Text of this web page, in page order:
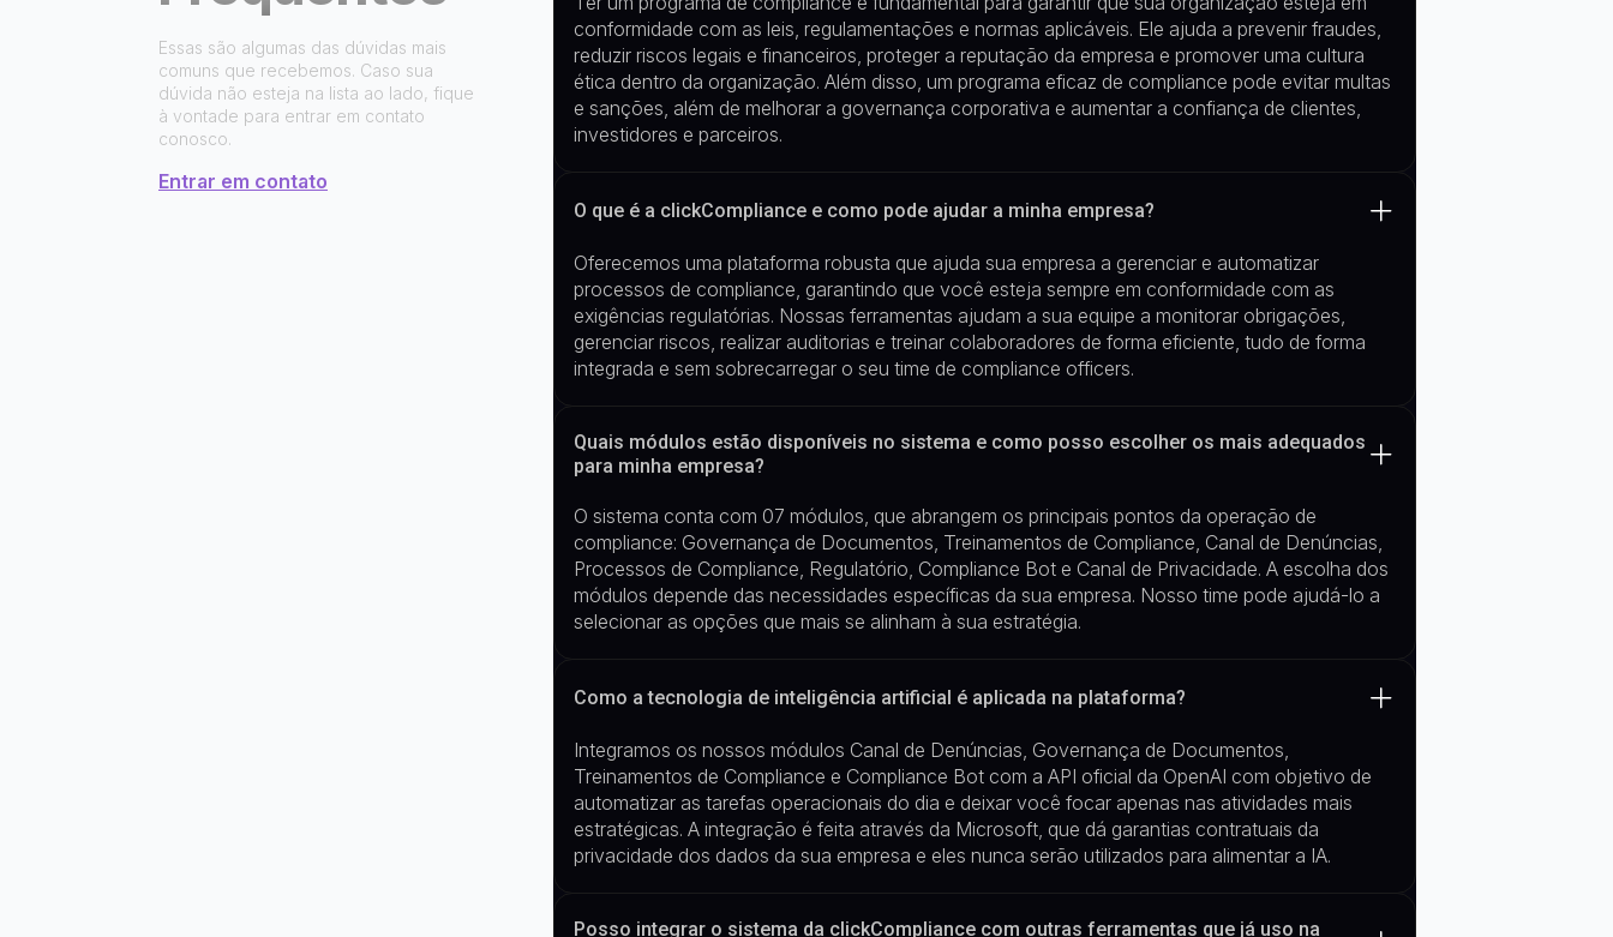
Essas são algumas das dúvidas mais
comuns que recebemos. Caso sua
dúvida não esteja na lista ao lado, fique
à vontade para entrar em contato
conosco.
Entrar em contato
conformidade com as leis, regulamentações e normas aplicáveis. Ele ajuda a prevenir fraudes,
reduzir riscos legais e financeiros, proteger a reputação da empresa e promover uma cultura
ética dentro da organização. Além disso, um programa eficaz de compliance pode evitar multas
e sanções, além de melhorar a governança corporativa e aumentar a confiança de clientes,
investidores e parceiros.
O que é a clickCompliance e como pode ajudar a minha empresa?
Oferecemos uma plataforma robusta que ajuda sua empresa a gerenciar e automatizar
processos de compliance, garantindo que você esteja sempre em conformidade com as
exigências regulatórias. Nossas ferramentas ajudam a sua equipe a monitorar obrigações,
gerenciar riscos, realizar auditorias e treinar colaboradores de forma eficiente, tudo de forma
integrada e sem sobrecarregar o seu time de compliance officers.
Quais módulos estão disponíveis no sistema e como posso escolher os mais adequados
para minha empresa?
O sistema conta com 07 módulos, que abrangem os principais pontos da operação de
compliance: Governança de Documentos, Treinamentos de Compliance, Canal de Denúncias,
Processos de Compliance, Regulatório, Compliance Bot e Canal de Privacidade. A escolha dos
módulos depende das necessidades específicas da sua empresa. Nosso time pode ajudá-lo a
selecionar as opções que mais se alinham à sua estratégia.
Como a tecnologia de inteligência artificial é aplicada na plataforma?
Integramos os nossos módulos Canal de Denúncias, Governança de Documentos,
Treinamentos de Compliance e Compliance Botcom a API oficial da OpenAI com objetivo de
automatizar as tarefas operacionais do dia e deixar você focar apenas nas atividades mais
estratégicas. A integração é feita através da Microsoft, que dá garantias contratuais da
privacidade dos dados da sua empresa e eles nunca serão utilizados para alimentar a IA.
Posso integrar o sistema da clickCompliance com outras ferramentas que já uso na